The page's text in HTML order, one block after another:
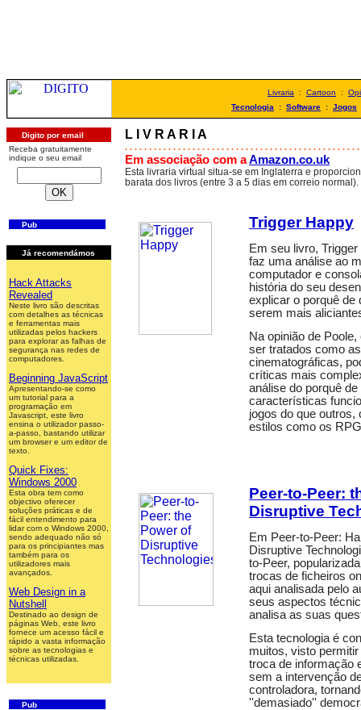
Livraria : Cartoon :
Tecnologia : Software : Jogos
Digito por email
Receba gratuitamente
indique o seu email
Pub
Já recomendámos
Hack Attacks
Revealed
Neste livro são descritas
com detalhes as técnicas
e ferramentas mais
utilizadas pelos hackers
para explorar as falhas de
segurança nas redes de
computadores.
Beginning JavaScript
Apresentando-se como
um tutorial para a
programação em
Javascript, este livro
ensina o utilizador passo-
a-passo, bastando utilizar
um browser e um editor de
texto.
Quick Fixes:
Windows 2000
Esta obra tem como
objectivo oferecer
soluções práticas e de
fácil entendimento para
lidar com o Windows 2000,
sendo adequado não só
para os principiantes mas
também para os
utilizadores mais
avançados.
Web Design in a
Nutshell
Destinado ao design de
páginas Web, este livro
fornece um acesso fácil e
rápido a vasta informação
sobre as tecnologias e
técnicas utilizadas.
Pub
L I V R A R I A
. . . . . . . . . . . . . . . . . . . . . . . . . . . . . . . . . . . . . . . . . . . . . . . .
Em associação com aAmazon.co.uk
Esta livraria virtual situa-se em Inglaterra e
barata dos livros (entre 3 a 5 dias em correio normal).
Trigger Happy
Em seu livro,
faz uma análise ao
computador e
história do seu
explicar o porquê de
serem mais
Na opinião de
ser tratados como
cinematográficas,
críticas mais
análise do porquê
características
jogos do que outros,
estilos como os
Peer-to-Peer:
Disruptive
Em Peer-to-Peer:
Disruptive
to-Peer,
trocas de ficheiros
aqui analisada pelo
seus aspectos
analisa as suas
Esta tecnologia é
muitos, visto
troca de informação
sem a intervenção
controladora,
''demasiado''